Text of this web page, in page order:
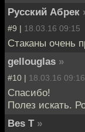
Русский Абрек
#9 | 18.03.16 09:15
Стаканы очень
gellouglas »
#10 | 18.03.16 09:16
Спасибо!
Полез искать.
Bes T »